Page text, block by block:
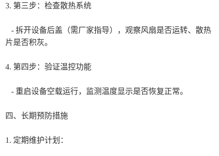
3. 第三步：检查散热系统
- 拆开设备后盖（需厂家指导），观察风扇是否运转、散热
片是否积灰。
4. 第四步：验证温控功能
- 重启设备空载运行，监测温度显示是否恢复正常。
四、长期预防措施
1. 定期维护计划：